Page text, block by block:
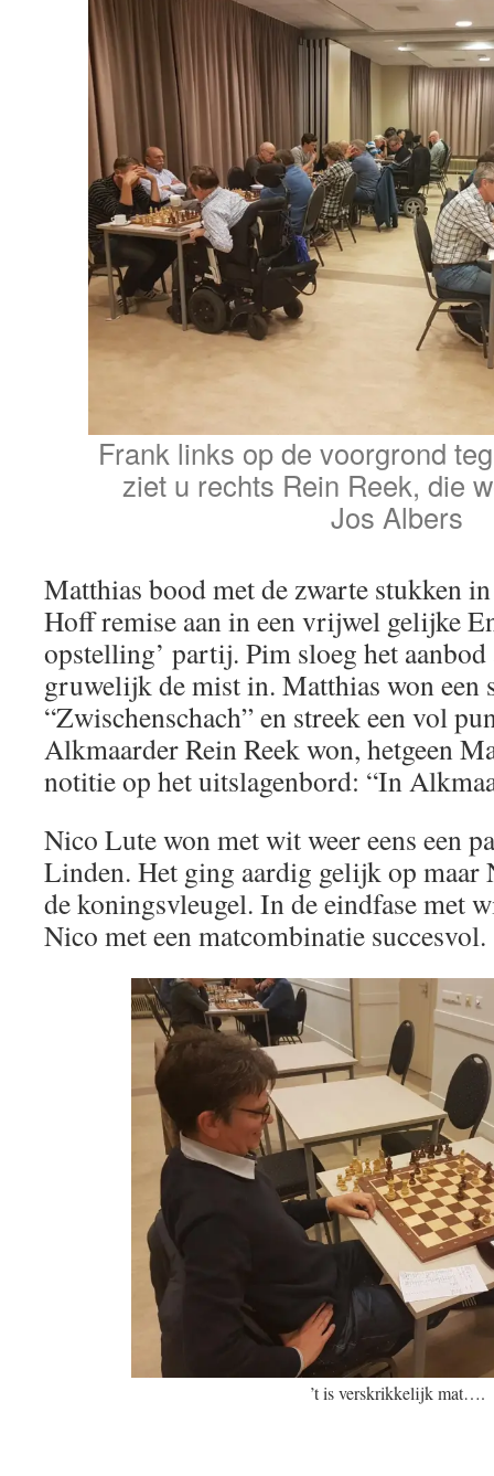
Frank links op de voorgrond
ziet u rechts Rein Reek, die
Jos Albers
Matthias bood met de zwarte stukken
Hoff remise aan in een vrijwel gelijke
opstelling’ partij. Pim sloeg het
gruwelijk de mist in. Matthias won een
“Zwischenschach” en streek een vol
Alkmaarder Rein Reek won, hetgeen
notitie op het uitslagenbord: “In
Nico Lute won met wit weer eens een
Linden. Het ging aardig gelijk op maar
de koningsvleugel. In de eindfase met
Nico met een matcombinatie succesvol.
’t is verskrikkelijk mat….